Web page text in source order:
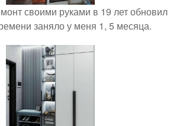
своими руками в 19 лет обновил
заняло у меня 1, 5 месяца.